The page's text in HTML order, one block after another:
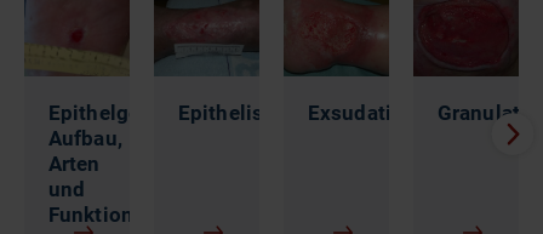
Epithelgewebe:
Aufbau,
Arten
und
Funktion
EpithelisierungsphaseExsudationsphase